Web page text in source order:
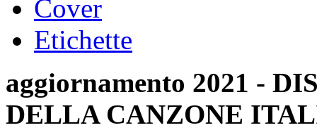
Cover
Etichette
aggiornamento 2021 -
DELLA CANZONE